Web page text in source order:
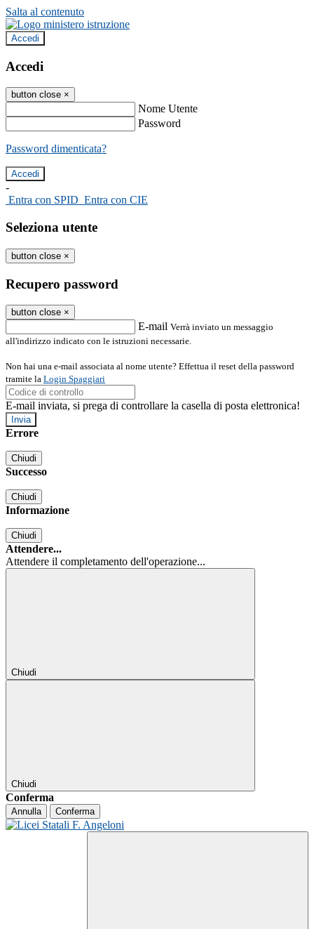
Salta al contenuto
Accedi
Accedi
button close ×
Nome Utente
Password
Password dimenticata?
-
Entra con SPID Entra con CIE
Seleziona utente
button close ×
Recupero password
button close ×
E-mail Verrà inviato un messaggio
all'indirizzo indicato con le istruzioni necessarie.
Non hai una e-mail associata al nome utente? Effettua il reset della password
tramite la Login Spaggiari
E-mail inviata, si prega di controllare la casella di posta elettronica!
Errore
Chiudi
Successo
Chiudi
Informazione
Chiudi
Attendere...
Attendere il completamento dell'operazione...
Chiudi
Chiudi
Conferma
Annulla Conferma